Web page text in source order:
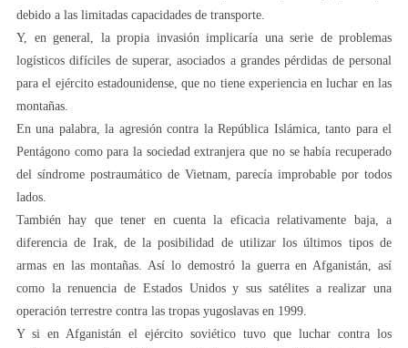
debido a las limitadas capacidades de transporte.
Y, en general, la propia invasión implicaría una serie de problemas
logísticos difíciles de superar, asociados a grandes pérdidas de personal
para el ejército estadounidense, que no tiene experiencia en luchar en las
montañas.
En una palabra, la agresión contra la República Islámica, tanto para el
Pentágono como para la sociedad extranjera que no se había recuperado
del síndrome postraumático de Vietnam, parecía improbable por todos
lados.
También hay que tener en cuenta la eficacia relativamente baja, a
diferencia de Irak, de la posibilidad de utilizar los últimos tipos de
armas en las montañas. Así lo demostró la guerra en Afganistán, así
como la renuencia de Estados Unidos y sus satélites a realizar una
operación terrestre contra las tropas yugoslavas en 1999.
Y si en Afganistán el ejército soviético tuvo que luchar contra los